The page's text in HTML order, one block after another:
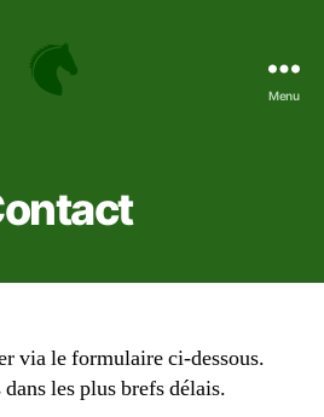
Malbrande
-
et
le
sport
Menu
via le formulaire ci-dessous.
les plus brefs délais.